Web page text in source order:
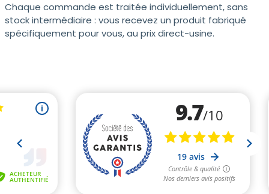
Chaque commande est traitée individuellement, sans
stock intermédiaire : vous recevez un produit fabriqué
spécifiquement pour vous, au prix direct-usine.